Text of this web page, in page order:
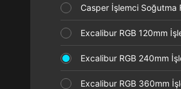
Casper İşlemci Soğutma
Excalibur RGB 120mm
Excalibur RGB 240mm
Excalibur RGB 360mm